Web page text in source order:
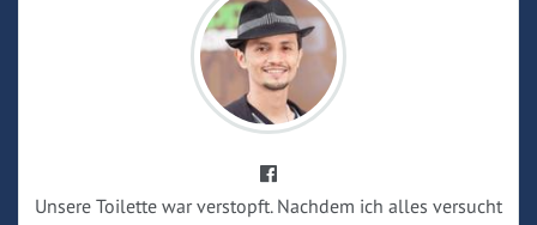
Unsere Toilette war verstopft. Nachdem ich alles versucht